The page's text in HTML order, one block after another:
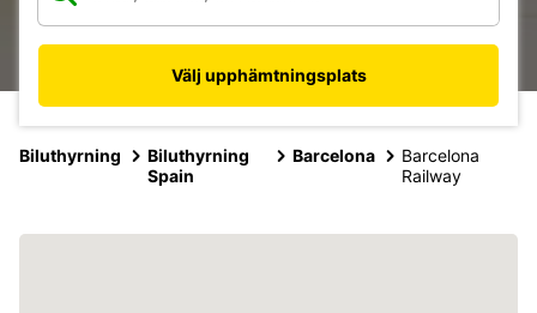
Välj upphämtningsplats
Biluthyrning
Biluthyrning
Spain
Barcelona
Barcelona
Railway